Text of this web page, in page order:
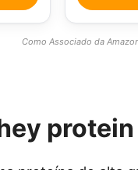
Como Associado da